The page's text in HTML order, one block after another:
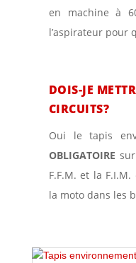
en machine à
l’aspirateur pour
DOIS-JE
CIRCUITS?
Oui le tapis
OBLIGATOIRE
F.F.M. et la
la moto dans les